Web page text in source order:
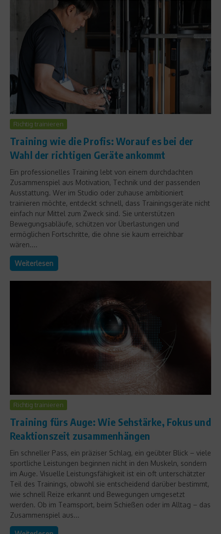
Richtig trainieren
Training wie die Profis: Worauf es bei der
Wahl der richtigen Geräte ankommt
Ein professionelles Training lebt von einem durchdachten
Zusammenspiel aus Motivation, Technik und der passenden
Ausstattung. Wer im Studio oder zuhause ambitioniert
trainieren möchte, entdeckt schnell, dass Trainingsgeräte nicht
einfach nur Mittel zum Zweck sind. Sie unterstützen
Bewegungsabläufe, schützen vor Überlastungen und
ermöglichen Fortschritte, die ohne sie kaum erreichbar
wären....
Weiterlesen
Richtig trainieren
Training fürs Auge: Wie Sehstärke, Fokus und
Reaktionszeit zusammenhängen
Ein schneller Pass, ein präziser Schlag, ein geübter Blick – viele
sportliche Leistungen beginnen nicht in den Muskeln, sondern
im Auge. Visuelle Leistungsfähigkeit ist ein oft unterschätzter
Teil des Trainings, obwohl sie entscheidend darüber bestimmt,
wie schnell Reize erkannt und Bewegungen umgesetzt
werden. Ob im Teamsport, beim Schießen oder im Alltag – das
Zusammenspiel aus...